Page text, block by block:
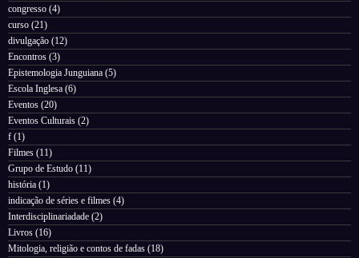
congresso (4)
curso (21)
divulgação (12)
Encontros (3)
Epistemologia Junguiana (5)
Escola Inglesa (6)
Eventos (20)
Eventos Culturais (2)
f (1)
Filmes (11)
Grupo de Estudo (11)
história (1)
indicação de séries e filmes (4)
Interdisciplinariadade (2)
Livros (16)
Mitologia, religião e contos de fadas (18)